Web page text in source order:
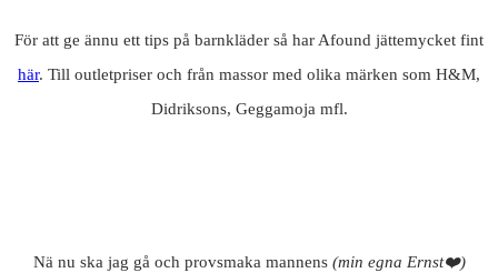
För att ge ännu ett tips på barnkläder så har Afound jättemycket fint
här. Till outletpriser och från massor med olika märken som H&M,
Didriksons, Geggamoja mfl.
Nä nu ska jag gå och provsmaka mannens (min egna Ernst❤️)